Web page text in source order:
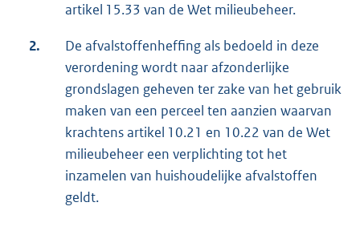
artikel 15.33 van de Wet milieubeheer.
2.
De afvalstoffenheffing als bedoeld in deze
verordening wordt naar afzonderlijke
grondslagen geheven ter zake van het gebruik
maken van een perceel ten aanzien waarvan
krachtens artikel 10.21 en 10.22 van de Wet
milieubeheer een verplichting tot het
inzamelen van huishoudelijke afvalstoffen
geldt.